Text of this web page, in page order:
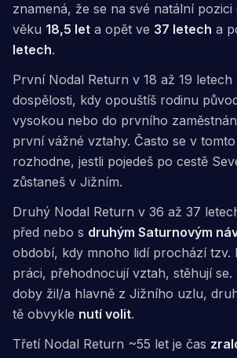
znamená, že se na své natální
věku 18,5 let a opět ve 37 letech a
letech.
První Nodal Return v 18 až 19 letech
dospělosti, kdy opouštíš rodinu
vysokou nebo do prvního
první vážné vztahy. Často se v
rozhodne, jestli pojedeš po cestě
zůstaneš v Jižním.
Druhý Nodal Return v 36 až 37
před nebo s druhým Saturnovým
období, kdy mnoho lidí prochází tzv.
práci, přehodnocují vztah, stěhují se.
doby žil/a hlavně z Jižního uzlu,
tě obvykle nutí volit.
Třetí Nodal Return ~55 let je čas